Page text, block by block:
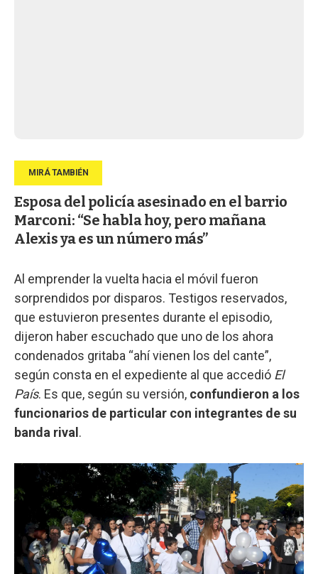
Esposa del policía asesinado en el barrio
Marconi: “Se habla hoy, pero mañana
Alexis ya es un número más”
Al emprender la vuelta hacia el móvil fueron
sorprendidos por disparos. Testigos reservados,
que estuvieron presentes durante el episodio,
dijeron haber escuchado que uno de los ahora
condenados gritaba “ahí vienen los del cante”,
según consta en el expediente al que accedió El
País. Es que, según su versión, confundieron a los
funcionarios de particular con integrantes de su
banda rival .